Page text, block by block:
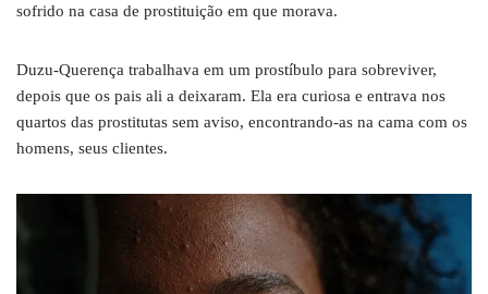
sofrido na casa de prostituição em que morava.
Duzu-Querença trabalhava em um prostíbulo para sobreviver,
depois que os pais ali a deixaram. Ela era curiosa e entrava nos
quartos das prostitutas sem aviso, encontrando-as na cama com os
homens, seus clientes.